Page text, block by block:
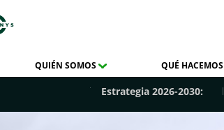
QUIÉN SOMOS QUÉ HACEMOS
Estrategia 2026-2030: